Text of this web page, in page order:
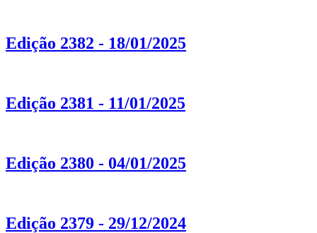
Edição 2382 - 18/01/2025
Edição 2381 - 11/01/2025
Edição 2380 - 04/01/2025
Edição 2379 - 29/12/2024